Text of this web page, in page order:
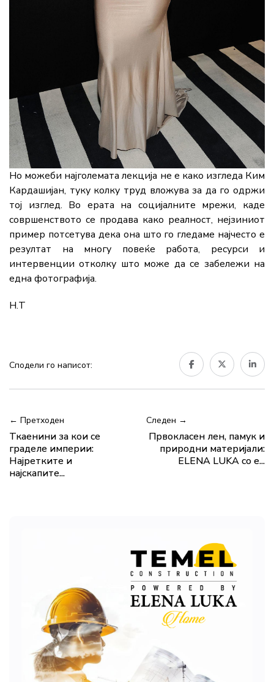
Но можеби најголемата лекција не е како изгледа Ким
Кардашијан, туку колку труд вложува за да го одржи
тој изглед. Во ерата на социјалните мрежи, каде
совршенството се продава како реалност, нејзиниот
пример потсетува дека она што го гледаме најчесто е
резултат на многу повеќе работа, ресурси и
интервенции отколку што може да се забележи на
една фотографија.
Н.Т
Сподели го написот:
← Претходен
Ткаенини за кои се
граделе империи:
Најретките и
најскапите...
Следен →
Првокласен лен, памук и
природни материјали:
ELENA LUKA со е...